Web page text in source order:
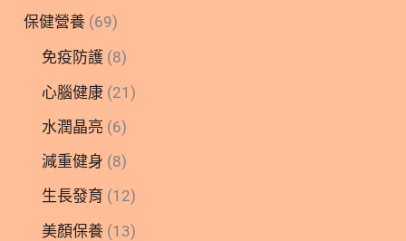
保健營養 (69)
免疫防護 (8)
心腦健康 (21)
水潤晶亮 (6)
減重健身 (8)
生長發育 (12)
美顏保養 (13)